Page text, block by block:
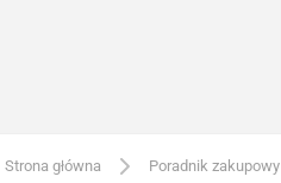
Strona główna Poradnik zakupowy